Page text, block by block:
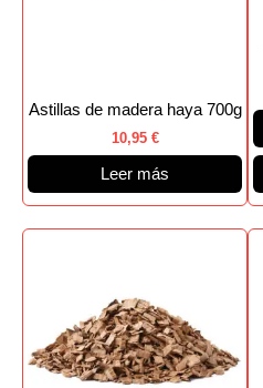
Astillas de madera haya 700g
10,95 €
Leer más